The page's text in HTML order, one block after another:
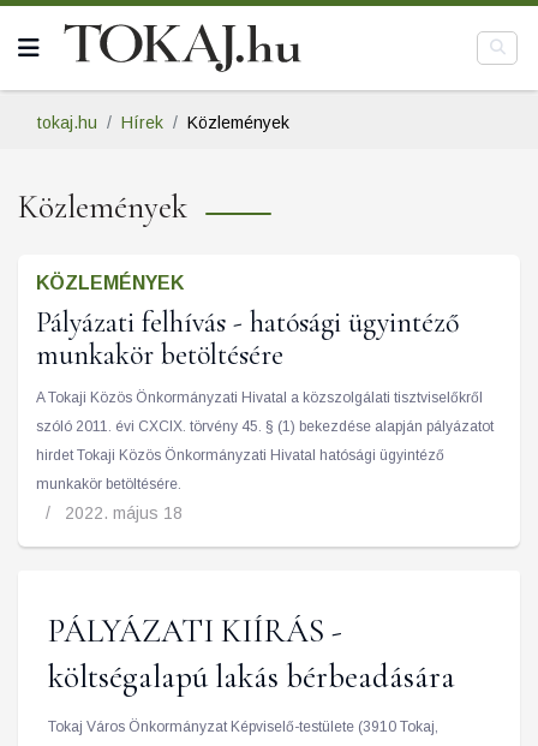
tokaj.hu Hírek Közlemények
Közlemények
KÖZLEMÉNYEK
Pályázati felhívás - hatósági ügyintéző
munkakör betöltésére
A Tokaji Közös Önkormányzati Hivatal a közszolgálati tisztviselőkről
szóló 2011. évi CXCIX. törvény 45. § (1) bekezdése alapján pályázatot
hirdet Tokaji Közös Önkormányzati Hivatal hatósági ügyintéző
munkakör betöltésére.
2022. május 18
PÁLYÁZATI KIÍRÁS -
költségalapú lakás bérbeadására
Tokaj Város Önkormányzat Képviselő-testülete (3910 Tokaj,